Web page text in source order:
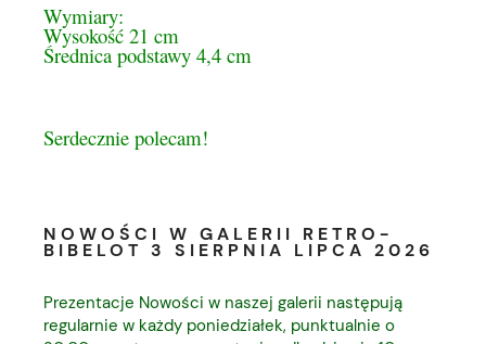
Wymiary:
Wysokość 21 cm
Średnica podstawy 4,4 cm
Serdecznie polecam!
NOWOŚCI W GALERII RETRO-
BIBELOT 3 SIERPNIA LIPCA 2026
Prezentacje Nowości w naszej galerii następują
regularnie w każdy poniedziałek, punktualnie o